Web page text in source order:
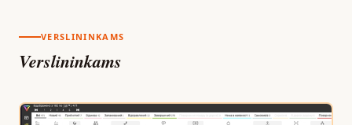
VERSLININKAMS
Verslininkams